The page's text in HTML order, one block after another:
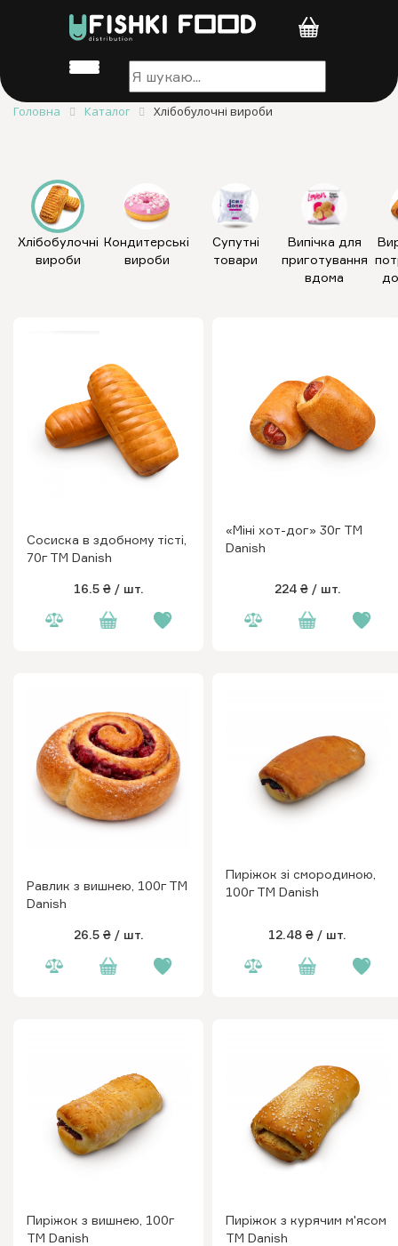
Головна Каталог Хлібобулочні вироби
Хлібобулочні
вироби
Кондитерські
вироби
Супутні
товари
Випічка для
приготування
вдома
Сосиска в здобному тісті,
70г ТМ Danish
16.5 ₴/ шт.
«Міні хот-дог» 30г TM
Danish
224 ₴/ шт.
Равлик з вишнею, 100г ТМ
Danish
26.5 ₴/ шт.
Пиріжок зі смородиною,
100г ТМ Danish
12.48 ₴ / шт.
Пиріжок з вишнею, 100г
ТМ Danish
Пиріжок з курячим м'ясом
ТМ Danish